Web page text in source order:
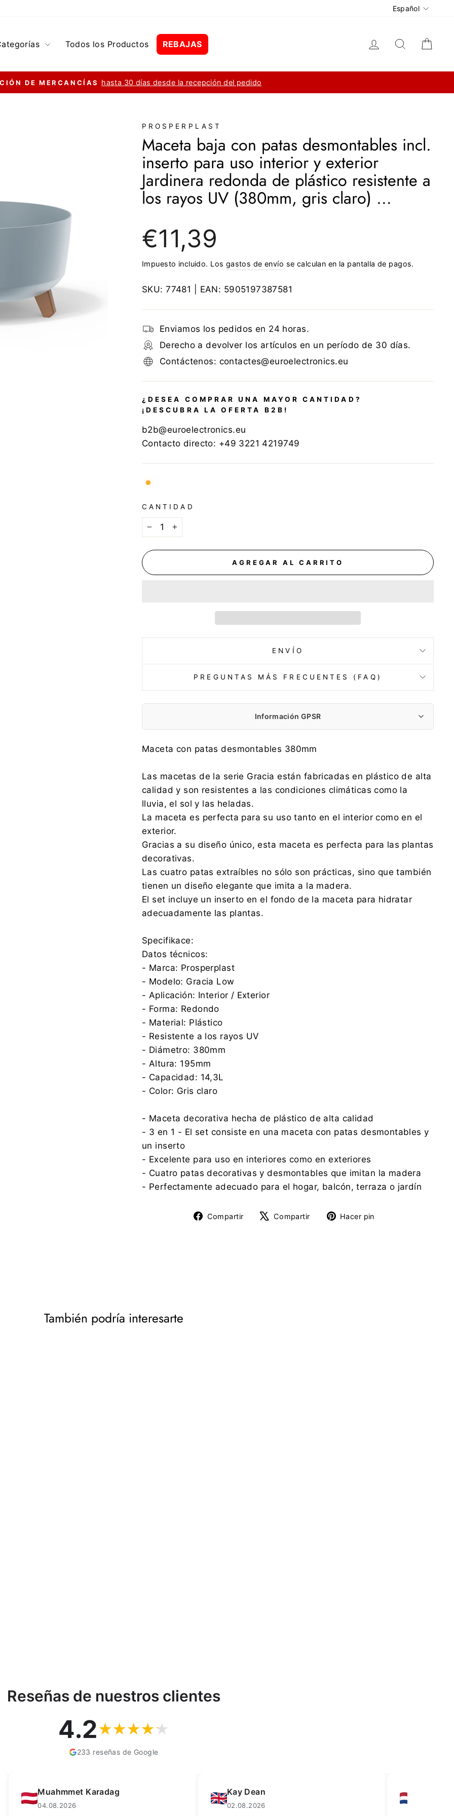
Idioma
Español
Todos los Productos REBAJAS Ingresar Buscar
diapositivas
DE MERCANCÍAS hasta 30 días desde la recepción del pedido
PROSPERPLAST
Maceta baja con patas desmontables incl.
inserto para uso interior y exterior
Jardinera redonda de plástico resistente a
los rayos UV (380mm, gris claro) ...
regular
€11,39
Impuesto incluido. Los gastos de envío se calculan en la pantalla de pagos.
SKU:77481 | EAN: 5905197387581
Enviamos los pedidos en 24 horas.
Derecho a devolver los artículos en un período de 30 días.
Contáctenos: contactes@euroelectronics.eu
¿DESEA COMPRAR UNA MAYOR CANTIDAD?
¡DESCUBRA LA OFERTA B2B!
b2b@euroelectronics.eu
Contacto directo: +49 3221 4219749
CANTIDAD
AGREGAR AL CARRITO
ENVÍO
PREGUNTAS MÁS FRECUENTES (FAQ)
Información GPSR
PROSPERPLAST 1 SPÓŁKA Z O.O.
Wilkowska 968, 43-378 Rybarzowice
+48 33 817 70 03
Importador:
PROSPERPLAST 1 SPÓŁKA Z O.O.
contact@prosperplast.pl
Maceta con patas desmontables 380mm
Las macetas de la serie Gracia están fabricadas en plástico de alta
calidad y son resistentes a las condiciones climáticas como la
lluvia, el sol y las heladas.
La maceta es perfecta para su uso tanto en el interior como en el
exterior.
Gracias a su diseño único, esta maceta es perfecta para las plantas
decorativas.
Las cuatro patas extraíbles no sólo son prácticas, sino que también
tienen un diseño elegante que imita a la madera.
El set incluye un inserto en el fondo de la maceta para hidratar
adecuadamente las plantas.
Specifikace:
Datos técnicos:
- Marca: Prosperplast
- Modelo: Gracia Low
- Aplicación: Interior / Exterior
- Forma: Redondo
- Material: Plástico
- Resistente a los rayos UV
- Diámetro: 380mm
- Altura: 195mm
- Capacidad: 14,3L
- Color: Gris claro
- Maceta decorativa hecha de plástico de alta calidad
- 3 en 1 - El set consiste en una maceta con patas desmontables y
un inserto
- Excelente para uso en interiores como en exteriores
- Cuatro patas decorativas y desmontables que imitan la madera
- Perfectamente adecuado para el hogar, balcón, terraza o jardín
Compartir
Compartir
Compartir
TuitearHacer pin
También podría interesarte
Reseñas de nuestros clientes
4.2
233 reseñas de Google
Kay Dean